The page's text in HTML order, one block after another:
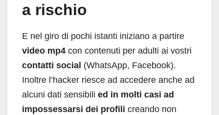
a rischio
E nel giro di pochi istanti iniziano a partire
video mp4 con contenuti per adulti ai vostri
contatti social (WhatsApp, Facebook).
Inoltre l’hacker riesce ad accedere anche ad
alcuni dati sensibili ed in molti casi ad
impossessarsi dei profili creando non